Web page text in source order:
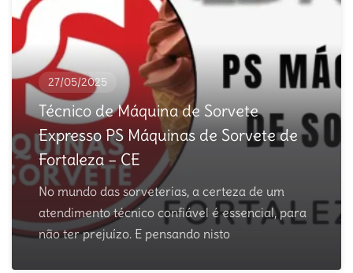
27/05/2025
Técnico de Máquina de Sorvete
Expresso PS Máquinas de Sorvete de
Fortaleza – CE
No mundo das sorveterias, a certeza de um
atendimento técnico confiável é essencial, para
não ter prejuízo. E pensando nisto